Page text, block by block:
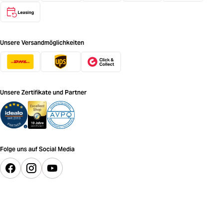
Unsere Versandmöglichkeiten
Unsere Zertifikate und Partner
Folge uns auf Social Media